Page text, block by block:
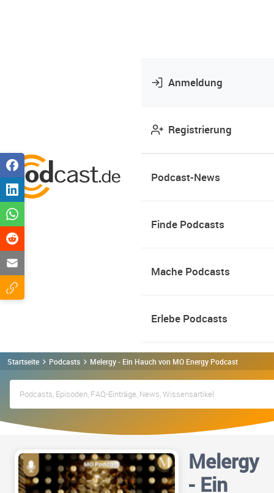
Anmeldung
Registrierung
Podcast-News
Finde Podcasts
Mache Podcasts
Erlebe Podcasts
Startseite Podcasts Melergy - Ein Hauch von MO Energy Podcast
Melergy
- Ein